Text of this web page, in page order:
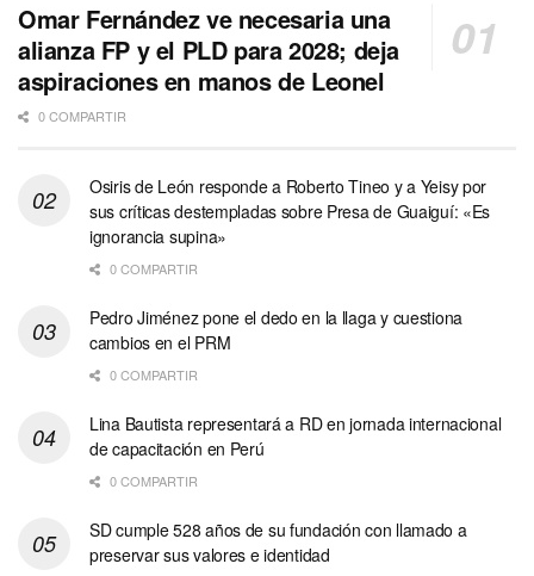
Omar Fernández ve necesaria una
alianza FP y el PLD para 2028; deja
aspiraciones en manos de Leonel
0 COMPARTIR
Osiris de León responde a Roberto Tineo y a Yeisy por
sus críticas destempladas sobre Presa de Guaiguí: «Es
ignorancia supina»
0 COMPARTIR
Pedro Jiménez pone el dedo en la llaga y cuestiona
cambios en el PRM
0 COMPARTIR
Lina Bautista representará a RD en jornada internacional
de capacitación en Perú
0 COMPARTIR
SD cumple 528 años de su fundación con llamado a
preservar sus valores e identidad